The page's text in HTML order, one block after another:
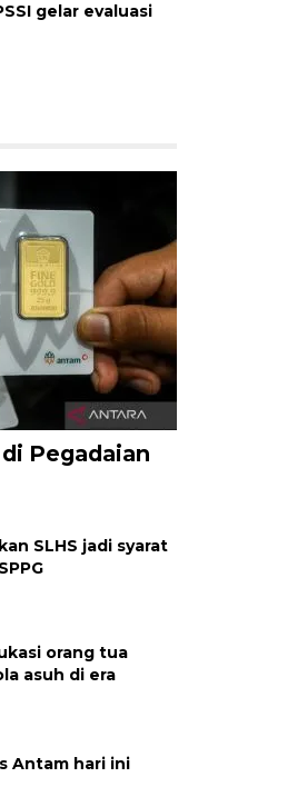
gelar evaluasi
Pegadaian
SLHS jadi syarat
orang tua
asuh di era
Antam hari ini